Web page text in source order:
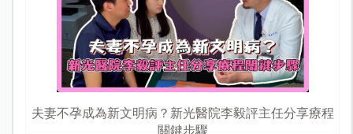
夫妻不孕成為新文明病？新光醫院李毅評主任分享療程
關鍵步驟